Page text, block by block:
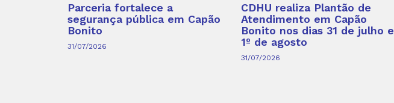
Parceria fortalece a
segurança pública em Capão
Bonito
31/07/2026
CDHU realiza Plantão de
Atendimento em Capão
Bonito nos dias 31 de julho e
1º de agosto
31/07/2026